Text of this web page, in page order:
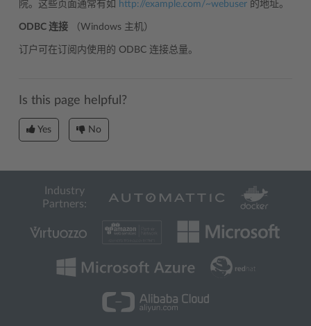
院。这些页面通常有如 http://example.com/~webuser 的地址。
ODBC 连接 （Windows 主机）
订户可在订阅内使用的 ODBC 连接总量。
Is this page helpful?
Yes No
Industry
Partners: